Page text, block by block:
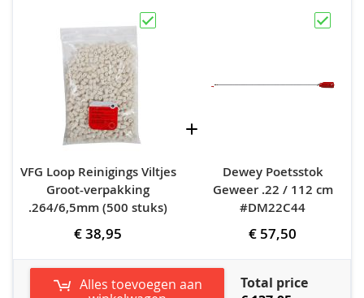
VFG Loop Reinigings Viltjes
Groot-verpakking
.264/6,5mm (500 stuks)
€ 38,95
Dewey Poetsstok
Geweer .22 / 112 cm
#DM22C44
€ 57,50
Alles toevoegen aan
Total price